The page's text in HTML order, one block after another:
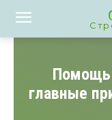
Помощь
главные